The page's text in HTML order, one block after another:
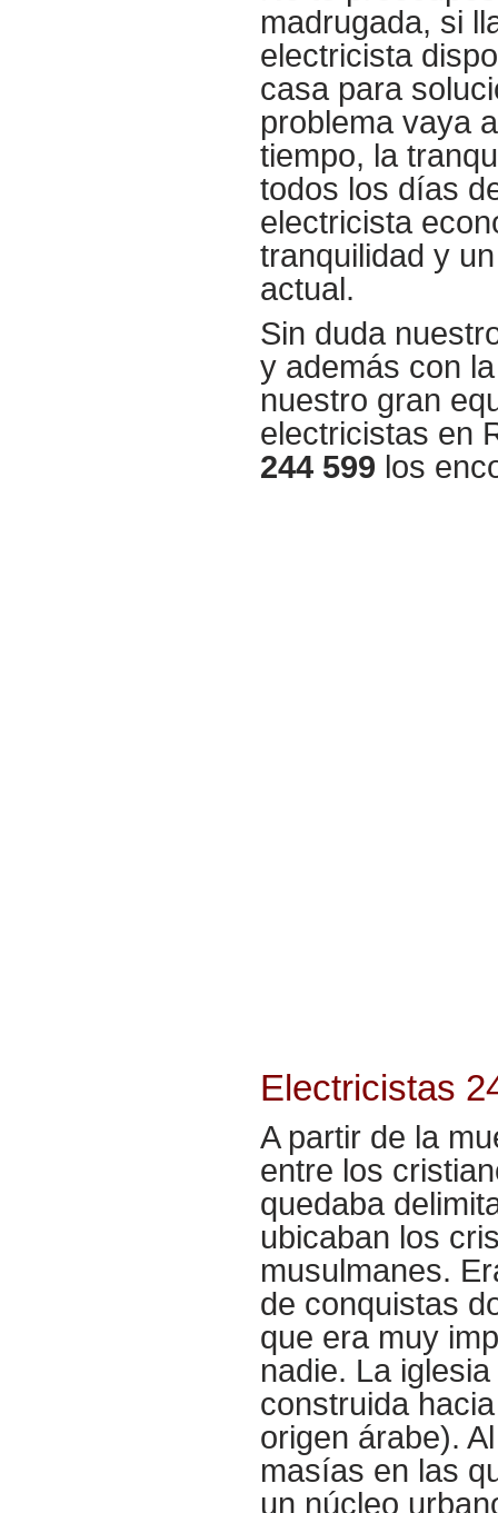
madrugada, si
electricista
casa para
problema vaya
tiempo, la
todos los días
electricista
tranquilidad y
actual.
Sin duda
y además con
nuestro gran
electricistas en
244 599 los
Electricistas
A partir de la
entre los
quedaba
ubicaban los
musulmanes.
de conquistas
que era muy
nadie. La
construida
origen árabe).
masías en las
un núcleo